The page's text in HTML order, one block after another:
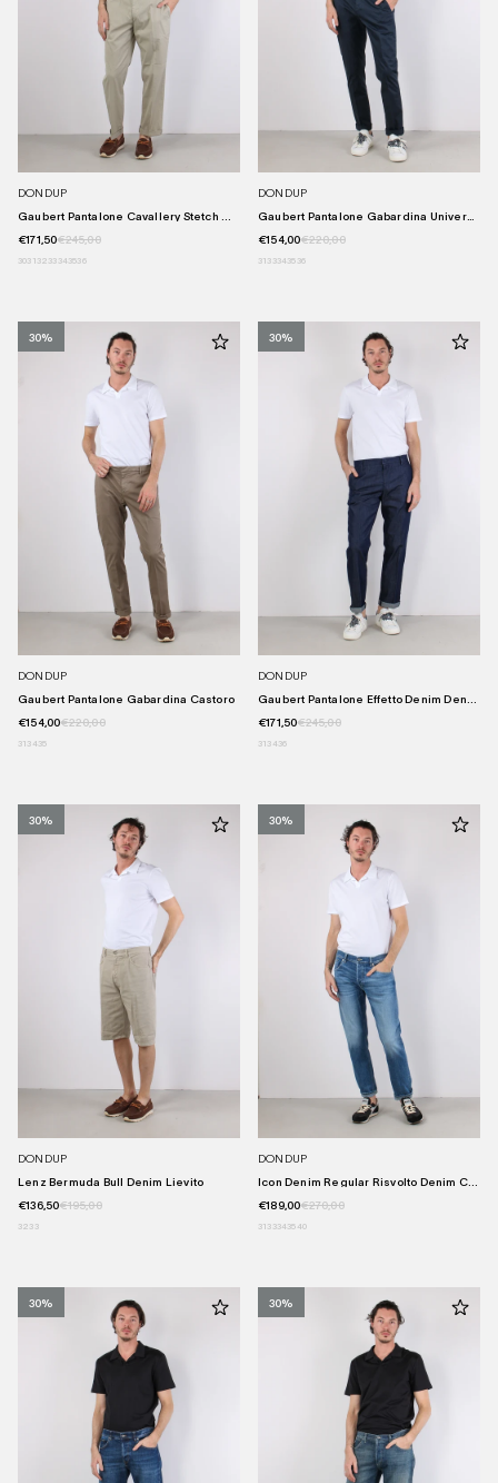
DONDUP
Gaubert Pantalone Cavallery Stetch ...
€171,50€245,00
3031 32 33 34 3536
DONDUP
Gaubert Pantalone Gabardina Univers...
€154,00€220,00
31 3334 35 36
30%
DONDUP
Gaubert Pantalone Gabardina Castoro
€154,00€220,00
31 34 35
30%
DONDUP
Gaubert Pantalone Effetto Denim Den...
€171,50€245,00
31 34 36
30%
DONDUP
Lenz Bermuda Bull Denim Lievito
€136,50€195,00
32 33
30%
DONDUP
Icon Denim Regular Risvolto Denim C...
€189,00€270,00
31 3334 35 40
30% 30%